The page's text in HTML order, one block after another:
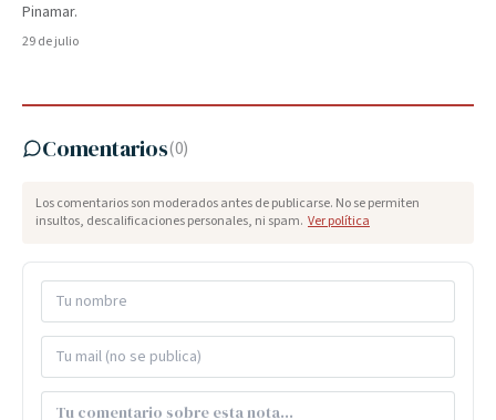
Pinamar.
29 de julio
Comentarios(0)
Los comentarios son moderados antes de publicarse. No se permiten
insultos, descalificaciones personales, ni spam. Ver política